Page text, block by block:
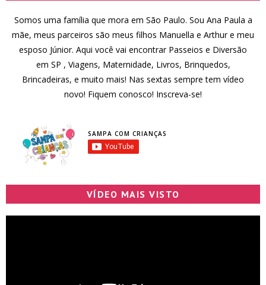
Somos uma família que mora em São Paulo. Sou Ana Paula a
mãe, meus parceiros são meus filhos Manuella e Arthur e meu
esposo Júnior. Aqui você vai encontrar Passeios e Diversão
em SP , Viagens, Maternidade, Livros, Brinquedos,
Brincadeiras, e muito mais! Nas sextas sempre tem vídeo
novo! Fiquem conosco! Inscreva-se!
SAMPA COM CRIANÇAS
VÍDEO MAIS VISTO